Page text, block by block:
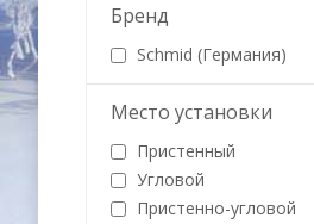
Бренд
Schmid (Германия)
Место установки
Пристенный
Угловой
Пристенно-угловой